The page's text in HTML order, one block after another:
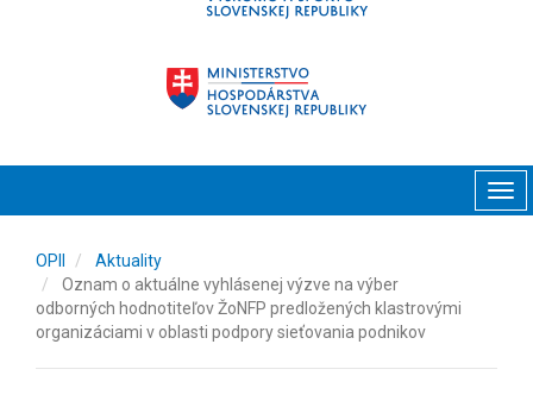
OPII
Aktuality
Oznam o aktuálne vyhlásenej výzve na výber
odborných hodnotiteľov ŽoNFP predložených klastrovými
organizáciami v oblasti podpory sieťovania podnikov